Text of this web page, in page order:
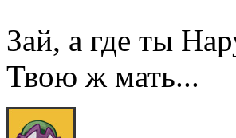
Зай, а где ты
Твою ж мать...